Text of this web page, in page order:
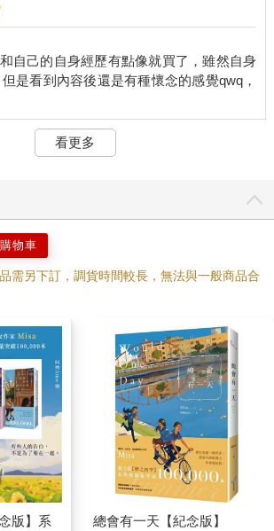
吧？」我小聲問。
了！」張元碩抬起頭來，眼角還有著淚水，
早餐在哪？」花朵姊妹同步地一個舉起左
阻止張元碩的靠近。
的冷淡啊。」張元碩指了旁邊，看見我後微
呀，太嬌小了都沒看見呢。」
」可惡，我等一下要吃多一點東西，吃死
……」我發出疑慮之聲。
，一人一杯奶茶，還是大杯的，很慷慨
洋。
自拿了一杯飲料就準備離開。
為什麼每個人過來拿了飲料就走，社長想
張元碩驚慌的大喊。
可是卻只買了奶茶，還沾沾自喜說什麼大杯
拿著就走。
。」花朵姊妹露出微笑，直接朝社辦外走。
先──
已經被抓住了，喔天，我有不好的預感。
碩抓著我的手，一臉好可憐看著我。
妳不會離開對不對？」
！
一個。」
！
自己的自身經歷有點像就買了，雖然自身
是看到內容後還是有種懷念的感覺qwq，
看更多
物車
需另下訂，調貨時間較長，無法與一般商品合
版】系
總會有一天【紀念版】